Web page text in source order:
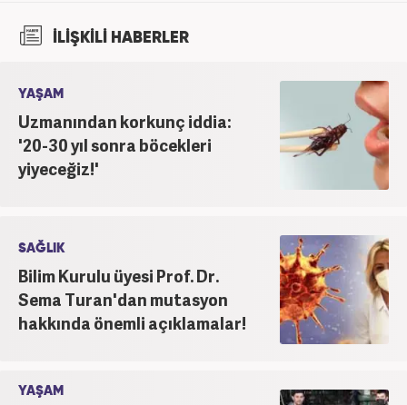
İLİŞKİLİ HABERLER
YAŞAM
Uzmanından korkunç iddia:
'20-30 yıl sonra böcekleri
yiyeceğiz!'
SAĞLIK
Bilim Kurulu üyesi Prof. Dr.
Sema Turan'dan mutasyon
hakkında önemli açıklamalar!
YAŞAM